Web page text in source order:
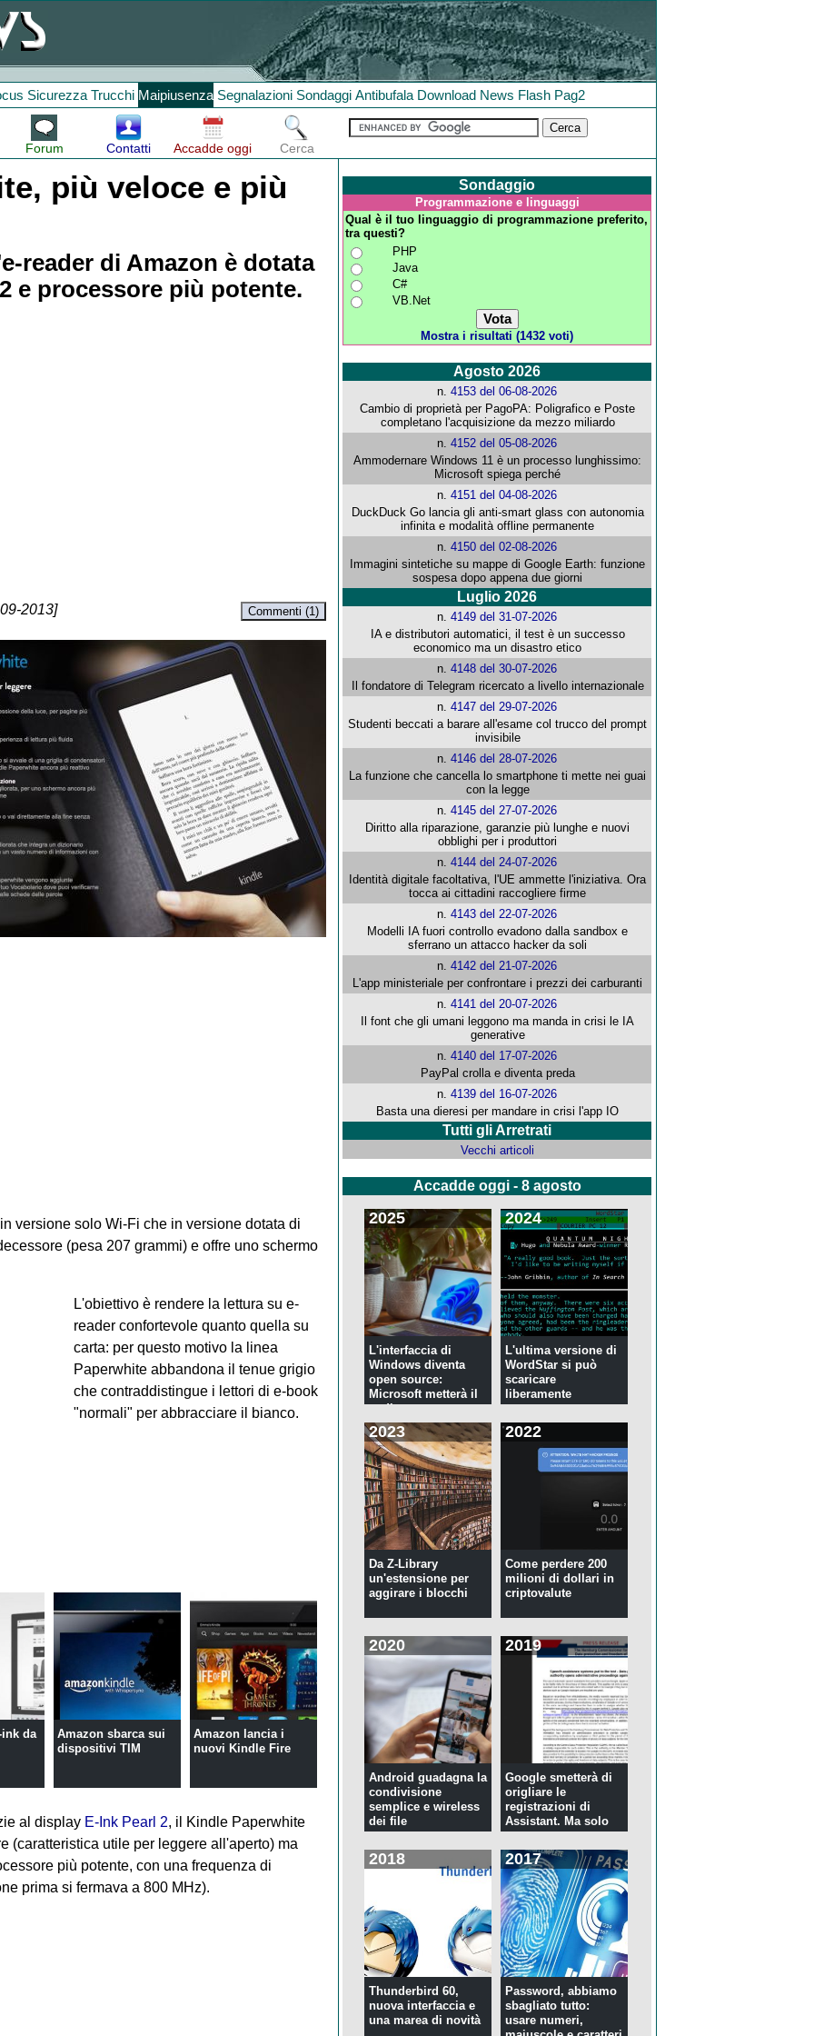
Sicurezza Trucchi Maipiusenza Segnalazioni Sondaggi Antibufala Download News Flash Pag2
Forum Contatti Accadde oggi Cerca
più veloce e più
reader di Amazon è dotata
e processore più potente.
2013] Commenti (1)
versione solo Wi-Fi che in versione dotata di
(pesa 207 grammi) e offre uno schermo
L'obiettivo è rendere la lettura su e-
reader confortevole quanto quella su
carta: per questo motivo la linea
Paperwhite abbandona il tenue grigio
che contraddistingue i lettori di e-book
"normali" per abbracciare il bianco.
da
Amazon sbarca sui
dispositivi TIM
Amazon lancia i
nuovi Kindle Fire
al display E-Ink Pearl 2, il Kindle Paperwhite
(caratteristica utile per leggere all'aperto) ma
più potente, con una frequenza di
prima si fermava a 800 MHz).
Sondaggio
Programmazione e linguaggi
Qual è il tuo linguaggio di programmazione preferito,
tra questi?
PHP
Java
C#
VB.Net
Mostra i risultati (1432 voti)
Agosto 2026
n.4153 del 06-08-2026
Cambio di proprietà per PagoPA: Poligrafico e Poste
completano l'acquisizione da mezzo miliardo
n.4152 del 05-08-2026
Ammodernare Windows 11 è un processo lunghissimo:
Microsoft spiega perché
n.4151 del 04-08-2026
DuckDuck Go lancia gli anti-smart glass con autonomia
infinita e modalità offline permanente
n.4150 del 02-08-2026
Immagini sintetiche su mappe di Google Earth: funzione
sospesa dopo appena due giorni
Luglio 2026
n.4149 del 31-07-2026
IA e distributori automatici, il test è un successo
economico ma un disastro etico
n.4148 del 30-07-2026
Il fondatore di Telegram ricercato a livello internazionale
n.4147 del 29-07-2026
Studenti beccati a barare all'esame col trucco del prompt
invisibile
n.4146 del 28-07-2026
La funzione che cancella lo smartphone ti mette nei guai
con la legge
n.4145 del 27-07-2026
Diritto alla riparazione, garanzie più lunghe e nuovi
obblighi per i produttori
n.4144 del 24-07-2026
Identità digitale facoltativa, l'UE ammette l'iniziativa. Ora
tocca ai cittadini raccogliere firme
n.4143 del 22-07-2026
Modelli IA fuori controllo evadono dalla sandbox e
sferrano un attacco hacker da soli
n.4142 del 21-07-2026
L'app ministeriale per confrontare i prezzi dei carburanti
n.4141 del 20-07-2026
Il font che gli umani leggono ma manda in crisi le IA
generative
n.4140 del 17-07-2026
PayPal crolla e diventa preda
n.4139 del 16-07-2026
Basta una dieresi per mandare in crisi l'app IO
Tutti gli Arretrati
Vecchi articoli
Accadde oggi - 8 agosto
2025
L'interfaccia di
Windows diventa
open source:
Microsoft metterà il
codi...
2024
L'ultima versione di
WordStar si può
scaricare
liberamente
2023
Da Z-Library
un'estensione per
aggirare i blocchi
2022
Come perdere 200
milioni di dollari in
criptovalute
2020
Android guadagna la
condivisione
semplice e wireless
dei file
2019
Google smetterà di
origliare le
registrazioni di
Assistant. Ma solo
per tre...
2018
Thunderbird 60,
nuova interfaccia e
una marea di novità
2017
Password, abbiamo
sbagliato tutto:
usare numeri,